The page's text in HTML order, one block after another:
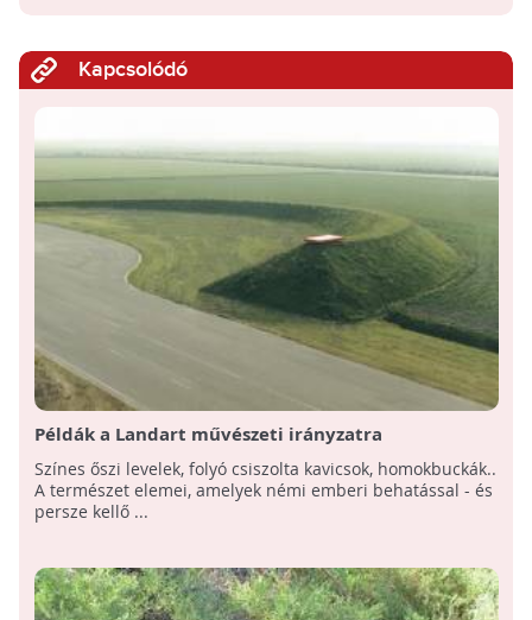
Kapcsolódó
Példák a Landart művészeti irányzatra
Színes őszi levelek, folyó csiszolta kavicsok, homokbuckák..
A természet elemei, amelyek némi emberi behatással - és
persze kellő ...